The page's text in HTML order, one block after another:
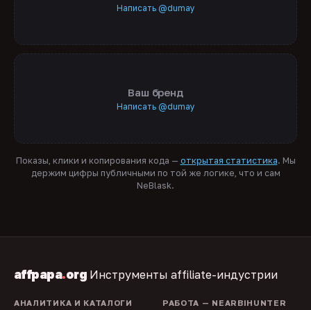
Написать @dumay
Ваш бренд
Написать @dumay
Показы, клики и копирования кода — открытая статистика. Мы
держим цифры публичными по той же логике, что и сам
NeBlask.
affpapa.org Инструменты affiliate-индустрии
АНАЛИТИКА И КАТАЛОГИ РАБОТА — NEARBIHUNTER